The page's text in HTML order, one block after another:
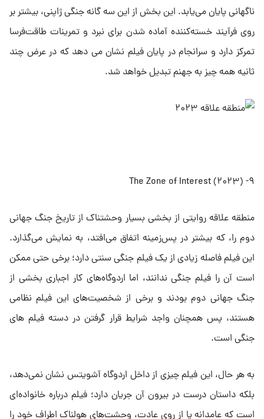
ناگهانی پایان می‌یابد. این بخش از این سه گانه جنگی ژاپنی، بیشتر بر
روی فرآیند خسته‌کننده آماده شدن برای نبرد و تمرینات طاقت‌فرسا
تمرکز دارد و سرانجام در پایان فیلم نشان می دهد که در عرض چند
ثانیه همه چیز به جهنم تبدیل خواهد شد.
۹- The Zone of Interest (۲۰۲۳)
منطقه علاقه روایتی از بخشی بسیار وحشتناک از تاریخ جنگ جهانی
دوم را، که بیشتر در پس‌زمینه اتفاق می‌افتد، به نمایش می‌گذارد.
این فیلم فاصله زیادی از یک فیلم جنگی سنتی دارد؛ برخی حتی ممکن
است آن را فیلم جنگی ندانند، اما اردوگاه‌های کار اجباری بخشی از
جنگ جهانی دوم بودند و برخی از شخصیت‌های این فیلم نظامی
هستند، پس همچنان واجد شرایط قرار گرفتن در دسته فیلم های
جنگی است.
به هر حال، این فیلم چیزی از داخل اردوگاه آشویتس نشان نمی‌دهد،
بلکه داستان درست در بیرون آن جریان دارد؛ فیلم درباره خانواده‌ای
است که عامدانه یا از روی عادت، وحشت‌های هولناک اطراف خود را